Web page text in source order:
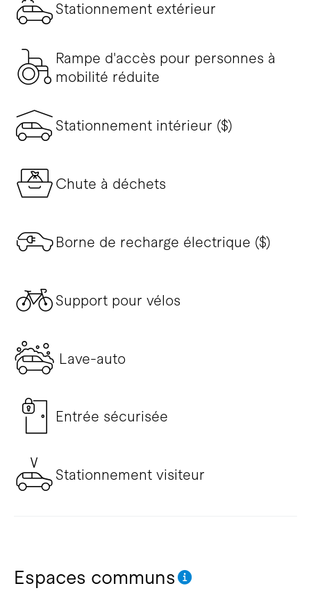
Stationnement extérieur
Rampe d'accès pour personnes à
mobilité réduite
Stationnement intérieur ($)
Chute à déchets
Borne de recharge électrique ($)
Support pour vélos
Lave-auto
Entrée sécurisée
Stationnement visiteur
Espaces communs